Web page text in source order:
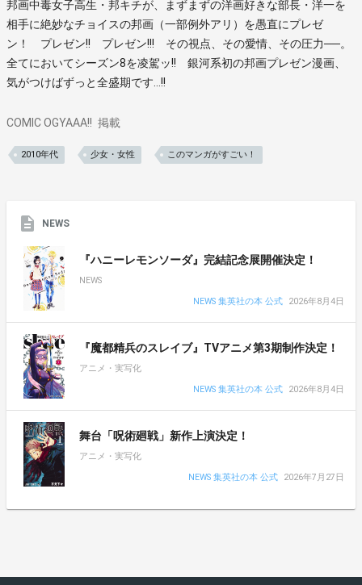
邦画中毒女子高生・邦キチが、まずまずの洋画好きな部長・洋一を
相手に絶妙なチョイスの邦画（一部例外アリ）を愚直にプレゼ
ン！ プレゼン!! プレゼン!!! その視点、その愛情、その圧力──。
全てにおいてシーズン8を凌駕ッ!! 銀河系初の邦画プレゼン漫画、
気がつけばずっと全盛期です…!!
COMIC OGYAAA!! 掲載
2010年代 少女・女性 このマンガがすごい！
NEWS
『ハニーレモンソーダ』完結記念展開催決定！
NEWS
NEWS 集英社の本 公式
2026年8月4日
『魔都精兵のスレイブ』TVアニメ第3期制作決定！
アニメ・実写化
NEWS 集英社の本 公式
2026年8月4日
舞台「呪術廻戦」新作上演決定！
アニメ・実写化
NEWS 集英社の本 公式
2026年7月27日